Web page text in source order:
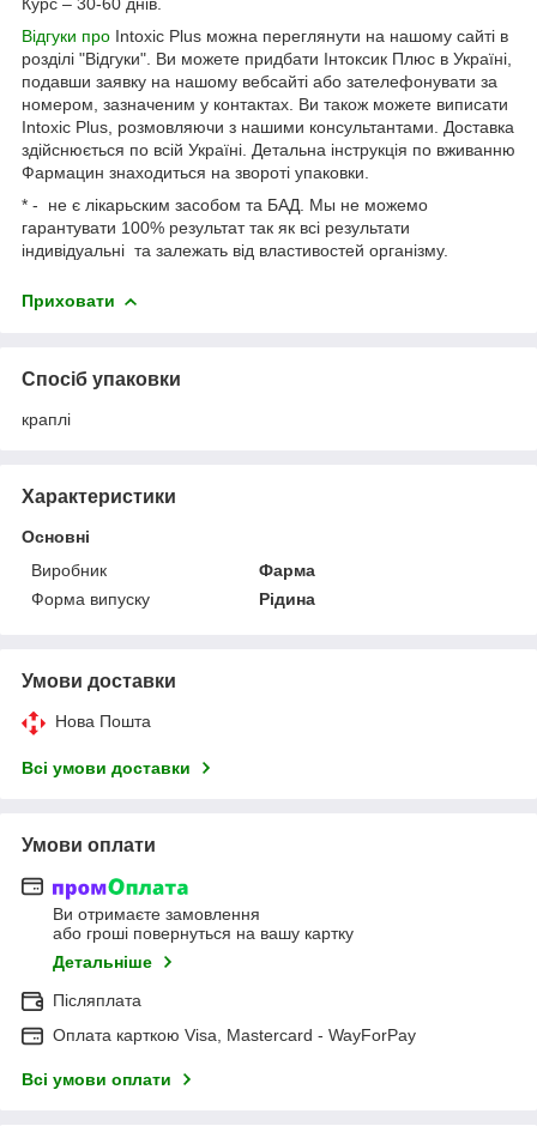
Відгуки про Intoxic Plus можна переглянути на нашому сайті в
розділі "Відгуки". Ви можете придбати Інтоксик Плюс в Україні,
подавши заявку на нашому вебсайті або зателефонувати за
номером, зазначеним у контактах. Ви також можете виписати
Intoxic Plus, розмовляючи з нашими консультантами. Доставка
здійснюється по всій Україні. Детальна інструкція по вживанню
Фармацин знаходиться на звороті упаковки.
* - не є лікарьским засобом та БАД. Мы не можемо
гарантувати 100% результат так як всі результати
індивідуальні та залежать від властивостей організму.
Приховати
Спосіб упаковки
краплі
Характеристики
Основні
Виробник
Фарма
Форма випуску
Рідина
Умови доставки
Нова Пошта
Всі умови доставки
Умови оплати
Ви отримаєте замовлення
або гроші повернуться на вашу картку
Детальніше
Післяплата
Оплата карткою Visa, Mastercard - WayForPay
Всі умови оплати